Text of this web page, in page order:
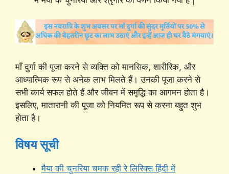
माँ दुर्गा की पूजा करने से व्यक्ति को मानसिक, शारीरिक, और
आध्यात्मिक रूप से अनेक लाभ मिलते हैं। उनकी पूजा करने से
सभी कार्य सफल होते हैं और जीवन में समृद्धि का आगमन होता है।
इसलिए, मातारानी की पूजा को नियमित रूप से करना बहुत शुभ
होता है।
विषय सूची
मैया की चुनरिया चमक रही रे लिरिक्स हिंदी में